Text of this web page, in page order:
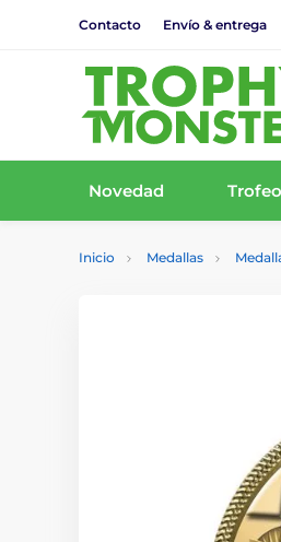
Contacto Envío & entrega
Novedad
Inicio Medallas